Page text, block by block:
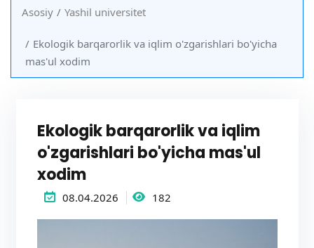
Asosiy Yashil universitet
Ekologik barqarorlik va iqlim o'zgarishlari bo'yicha
mas'ul xodim
Ekologik barqarorlik va iqlim
o'zgarishlari bo'yicha mas'ul
xodim
08.04.2026 182